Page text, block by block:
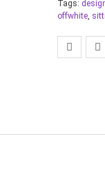
Tags:
offwhite,